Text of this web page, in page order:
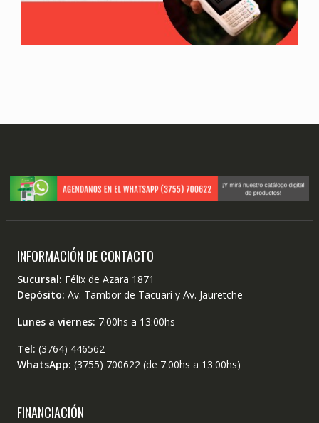
INFORMACIÓN DE CONTACTO
Sucursal: Félix de Azara 1871
Depósito: Av. Tambor de Tacuarí y Av. Jauretche
Lunes a viernes: 7:00hs a 13:00hs
Tel: (3764) 446562
WhatsApp: (3755) 700622 (de 7:00hs a 13:00hs)
FINANCIACIÓN